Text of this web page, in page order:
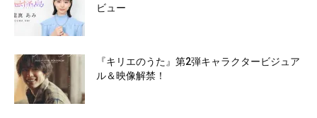
ビュー
『キリエのうた』第2弾キャラクタービジュア
ル＆映像解禁！